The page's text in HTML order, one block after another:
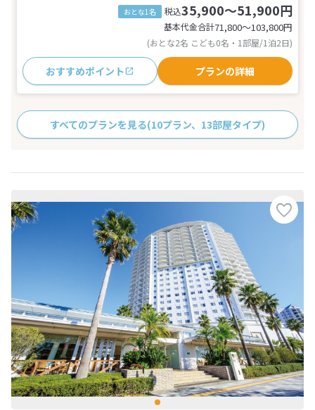
おとな1名 税込35,900～51,900円
基本代金合計71,800〜103,800円
(おとな2名 こども0名・1部屋/1泊2日)
おすすめポイント プランの詳細
すべてのプランを見る(10プラン、13部屋タイプ)